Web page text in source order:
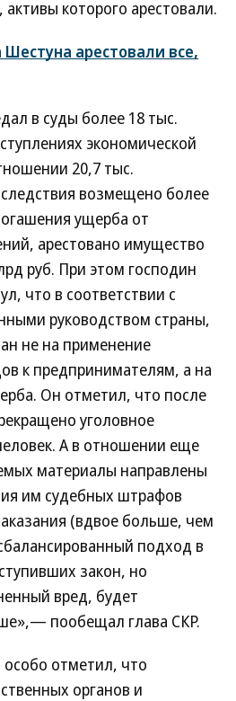
которого арестовали.
Шестуна арестовали все,
в суды более 18 тыс.
экономической
20,7 тыс.
возмещено более
ущерба от
арестовано имущество
руб. При этом господин
что в соответствии с
руководством страны,
не на применение
к предпринимателям, а на
Он отметил, что после
уголовное
А в отношении еще
материалы направлены
им судебных штрафов
(вдвое больше, чем
подход в
закон, но
вред, будет
пообещал глава СКР.
отметил, что
органов и